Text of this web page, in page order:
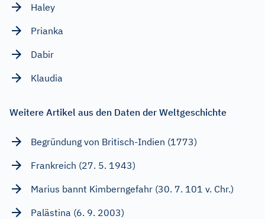
Haley
Prianka
Dabir
Klaudia
Weitere Artikel aus den Daten der Weltgeschichte
Begründung von Britisch-Indien (1773)
Frankreich (27. 5. 1943)
Marius bannt Kimberngefahr (30. 7. 101 v. Chr.)
Palästina (6. 9. 2003)